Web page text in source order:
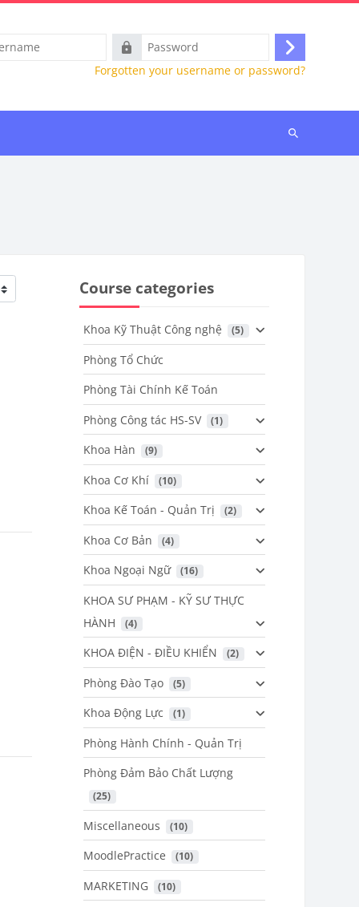
Password
Log
in
Forgotten your username or password?
Search
Course categories
Khoa Kỹ Thuật Công nghệ (5)
Phòng Tổ Chức
Phòng Tài Chính Kế Toán
Phòng Công tác HS-SV
(1)
Khoa Hàn (9)
Khoa Cơ Khí (10)
Khoa Kế Toán - Quản Trị (2)
Khoa Cơ Bản (4)
Khoa Ngoại Ngữ (16)
KHOA SƯ PHẠM - KỸ SƯ THỰC
HÀNH
(4)
KHOA ĐIỆN - ĐIỀU KHIỂN (2)
Phòng Đào Tạo (5)
Khoa Động Lực (1)
Phòng Hành Chính - Quản Trị
Phòng Đảm Bảo Chất Lượng
(25)
Miscellaneous (10)
MoodlePractice (10)
MARKETING (10)